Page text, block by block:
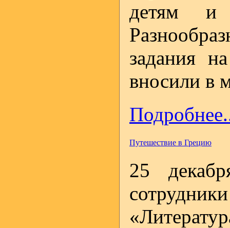
детям и
задания
вносили в
Путешествие в Грецию
25